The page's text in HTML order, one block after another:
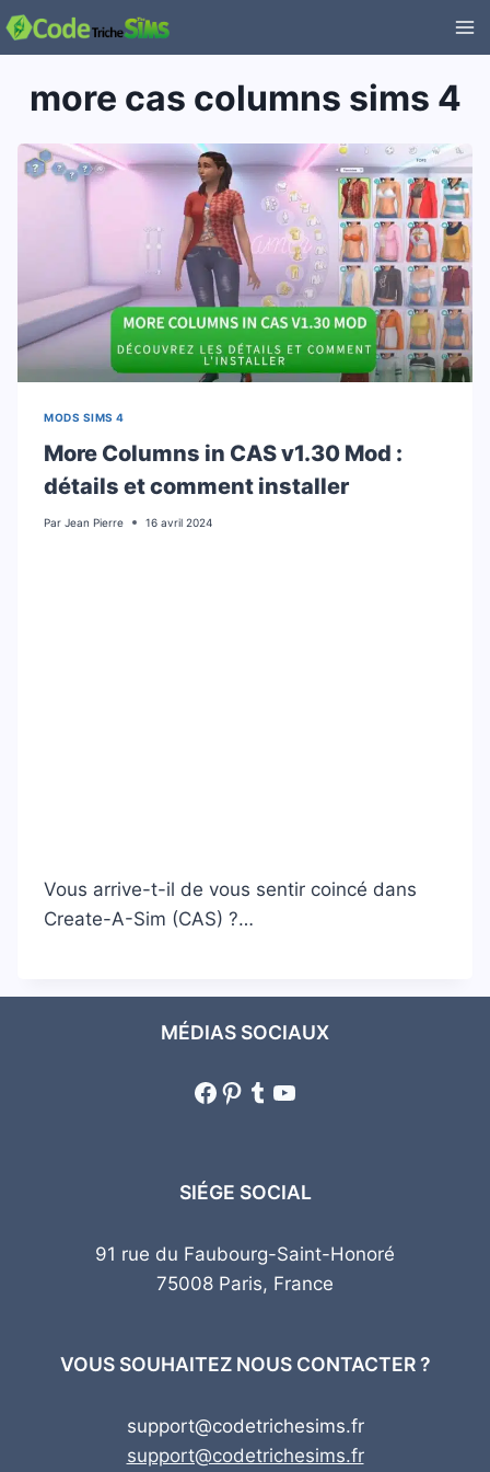
Aller
au
more cas columns sims 4
MODS SIMS 4
More Columns in CAS v1.30 Mod :
détails et comment installer
Par Jean Pierre 16 avril 2024
Vous arrive-t-il de vous sentir coincé dans
Create-A-Sim (CAS) ?…
MÉDIAS SOCIAUX
Facebook
Pinterest
Tumblr
YouTube
SIÉGE SOCIAL
91 rue du Faubourg-Saint-Honoré
75008 Paris, France
VOUS SOUHAITEZ NOUS CONTACTER ?
support@codetrichesims.fr
support@codetrichesims.fr